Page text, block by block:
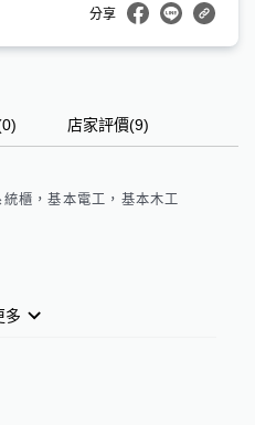
分享
0) 店家評價(9)
櫃，基本電工，基本木工
多